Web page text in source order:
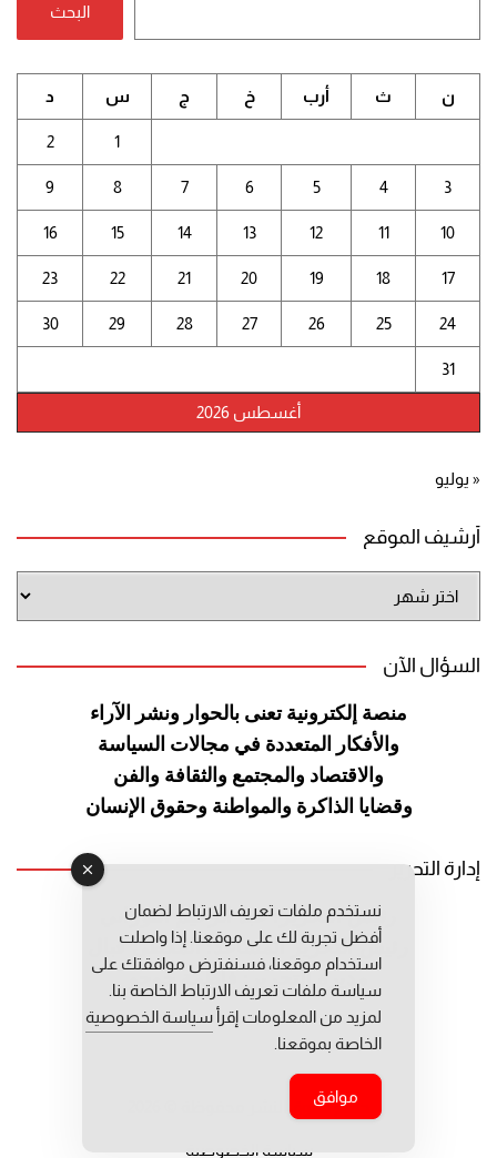
البحث
أغسطس 2026
ن ث أرب خ ج س د
1
2
3
4
5
6
7
8
9
10
11
12
13
14
15
16
17
18
19
20
21
22
23
24
25
26
27
28
29
30
31
« يوليو
أرشيف الموقع
الموقع
السؤال الآن
منصة إلكترونية تعنى بالحوار ونشر
الآراء
والأفكار المتعددة في مجالات السياسة
والاقتصاد والمجتمع والثقافة والفن
وقضايا الذاكرة والمواطنة وحقوق الإنسان
إدارة التحرير
رئيس التحرير: عبد الرحيم التوراني
رئيس التحرير المساعد: المعطي قبال
مديرة التحرير: فاطمة حوحو
جميع حقوق النشر محفوظة © 2026
سياسة الخصوصية
نستخدم ملفات تعريف الارتباط لضمان
أفضل تجربة لك على موقعنا. إذا واصلت
استخدام موقعنا، فسنفترض موافقتك على
سياسة ملفات تعريف الارتباط الخاصة بنا.
لمزيد من المعلومات إقرأ سياسة الخصوصية
الخاصة بموقعنا.
موافق